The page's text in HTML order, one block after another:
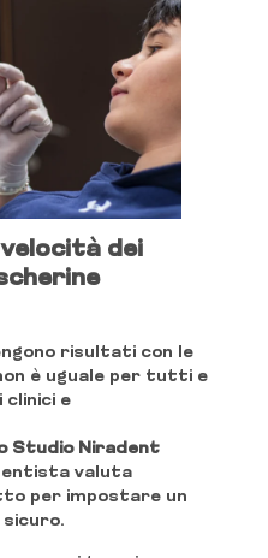
velocità dei
risultati con le
è uguale per tutti e
e
Studio Niradent
valuta
per impostare un